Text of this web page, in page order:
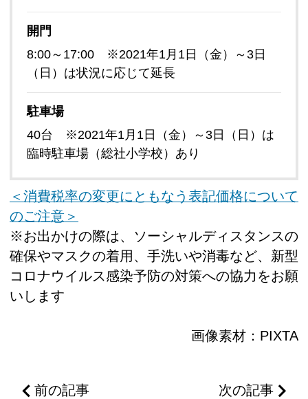
開門
8:00～17:00 ※2021年1月1日（金）～3日
（日）は状況に応じて延長
駐車場
40台 ※2021年1月1日（金）～3日（日）は
臨時駐車場（総社小学校）あり
＜消費税率の変更にともなう表記価格について
のご注意＞
※お出かけの際は、ソーシャルディスタンスの
確保やマスクの着用、手洗いや消毒など、新型
コロナウイルス感染予防の対策への協力をお願
いします
画像素材：PIXTA
前の記事 次の記事